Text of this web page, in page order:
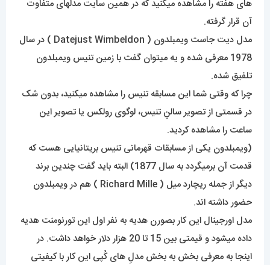
های هفته را مشاهده میکنید که در همین سایت مدلهای متفاوت
آن قرار گرفته.
مدل دیت جاست ویمبلدون ( Datejust Wimbeldon ) در سال
1978 معرفی شده و یه میتوان گفت با زمین تنیس ویمبلدون
تلفیق شده.
چرا که وقتی شما این مسابقه تنیس را مشاهده میکنید، بدون شک
در قسمتی از تصویر سالنِ تنیس، لوگوی رولکس یا تصویر این
ساعت را مشاهده کردید.
(ویمبلدون یکی از مسابقات قهرمانی تنیس بریتانیایی هست که
قدمت آن برمیگردد به سال 1877) البته باید گفت چندین برند
دیگر از جمله ریچارد میل ( Richard Mille ) هم در ویمبلدون
حضور داشته اند.
مدل اورجینال این کار بصورن هدیه به نفر اول این تورنومنت هدیه
داده میشود و قیمتی بین 15 تا 20 هزار دلار خواهد داشت. در
اینجا به معرفی بخش به بخش مدلِ های کُپی این کار با کیفیتی